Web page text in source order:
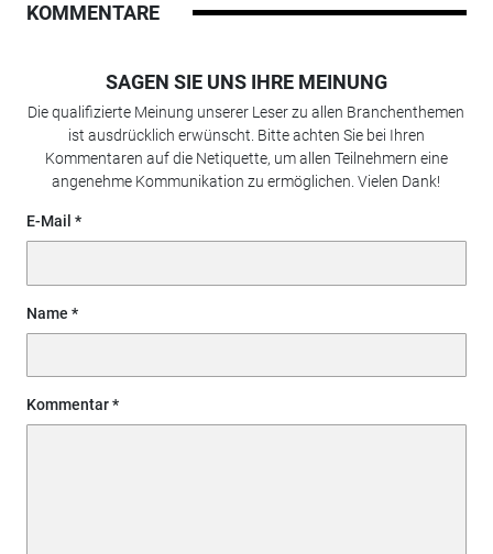
KOMMENTARE
SAGEN SIE UNS IHRE MEINUNG
Die qualifizierte Meinung unserer Leser zu allen Branchenthemen
ist ausdrücklich erwünscht. Bitte achten Sie bei Ihren
Kommentaren auf die Netiquette, um allen Teilnehmern eine
angenehme Kommunikation zu ermöglichen. Vielen Dank!
E-Mail
Name
Kommentar